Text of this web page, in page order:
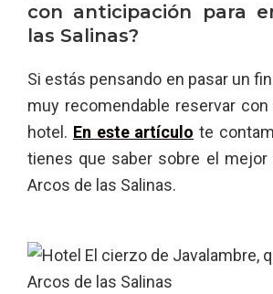
con anticipación para
las Salinas?
Si estás pensando en pasar un
muy recomendable reservar
hotel. En este artículo te
tienes que saber sobre el mejor
Arcos de las Salinas.